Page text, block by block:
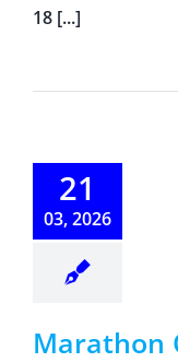
18 [...]
21
03, 2026
Marathon